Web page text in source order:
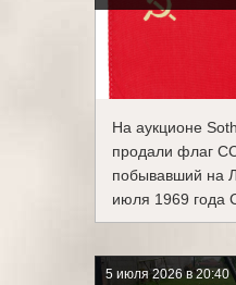
На аукционе
продали флаг
побывавший на
июля 1969 года
5 июля 2026 в 20:40